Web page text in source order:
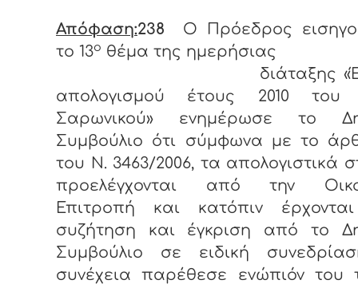
Απόφαση:238
Ο Πρόεδρος
το 13ο θέμα της ημερήσιας
διάταξης
απολογισμού έτους 2010 του
Σαρωνικού» ενημέρωσε το
Συμβούλιο ότι σύμφωνα με το
του Ν. 3463/2006, τα απολογιστικά
προελέγχονται από την
Επιτροπή και κατόπιν
συζήτηση και έγκριση από το
Συμβούλιο σε ειδική
συνέχεια παρέθεσε ενώπιόν του